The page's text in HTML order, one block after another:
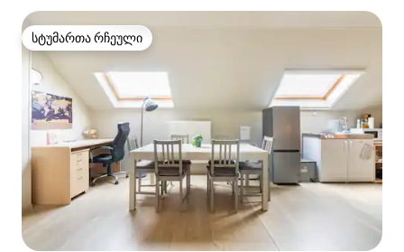
სტუმართა რჩეული
სტუმართა რჩეული